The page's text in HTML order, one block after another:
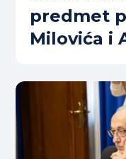
predmet
Milovića i